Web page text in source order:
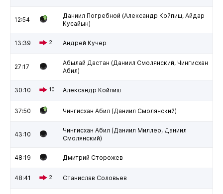
12:54
Даниил Погребной (Александр Койпиш, Айдар
Кусайын)
13:39 2 Андрей Кучер
27:17
Абылай Дастан (Даниил Смолянский, Чингисхан
Абил)
30:10 10 Александр Койпиш
37:50 Чингисхан Абил (Даниил Смолянский)
43:10
Чингисхан Абил (Даниил Миллер, Даниил
Смолянский)
48:19 Дмитрий Сторожев
48:41 2 Станислав Соловьев